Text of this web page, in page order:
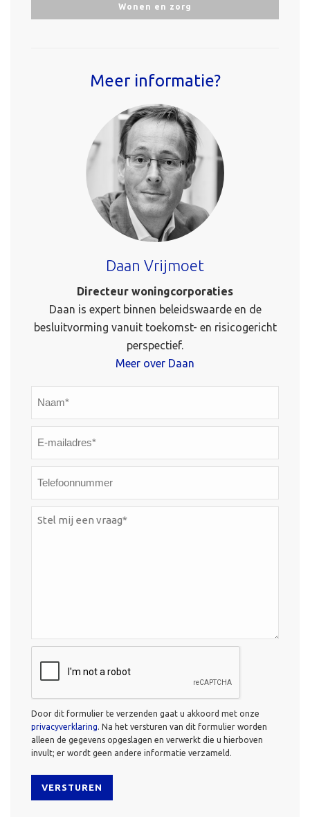
Wonen en zorg
Meer informatie?
Daan Vrijmoet
Directeur woningcorporaties
Daan is expert binnen beleidswaarde en de
besluitvorming vanuit toekomst- en risicogericht
perspectief.
Meer over Daan
Stel
Door dit formulier te verzenden gaat u akkoord met onze
privacyverklaring. Na het versturen van dit formulier worden
alleen de gegevens opgeslagen en verwerkt die u hierboven
invult; er wordt geen andere informatie verzameld.